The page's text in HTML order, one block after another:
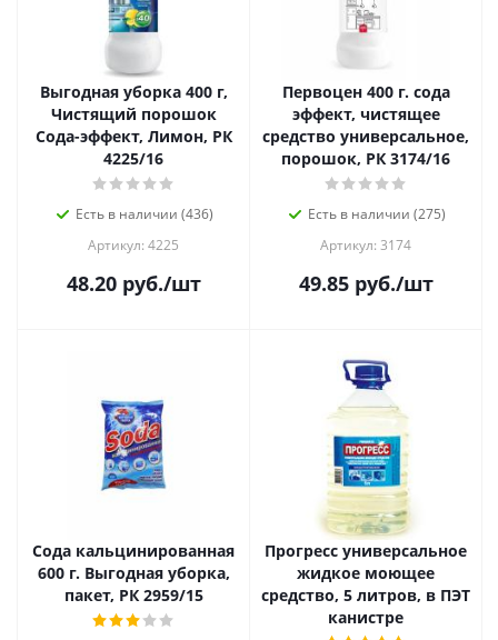
Выгодная уборка 400 г,
Чистящий порошок
Сода-эффект, Лимон, РК
4225/16
Есть в наличии (436)
Артикул: 4225
48.20руб./шт
Первоцен 400 г. сода
эффект, чистящее
средство универсальное,
порошок, РК 3174/16
Есть в наличии (275)
Артикул: 3174
49.85руб./шт
Сода кальцинированная
600 г. Выгодная уборка,
пакет, РК 2959/15
Прогресс универсальное
жидкое моющее
средство, 5 литров, в ПЭТ
канистре